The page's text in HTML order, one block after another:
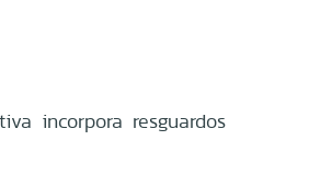
incorpora resguardos